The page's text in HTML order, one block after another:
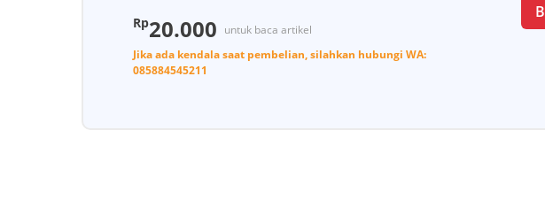
Rp20.000 untuk baca artikel
Jika ada kendala saat pembelian, silahkan hubungi WA:
085884545211